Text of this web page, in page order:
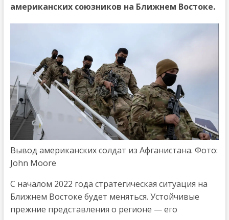
американских союзников на Ближнем Востоке.
Вывод американских солдат из Афганистана. Фото:
John Moore
С началом 2022 года стратегическая ситуация на
Ближнем Востоке будет меняться. Устойчивые
прежние представления о регионе — его